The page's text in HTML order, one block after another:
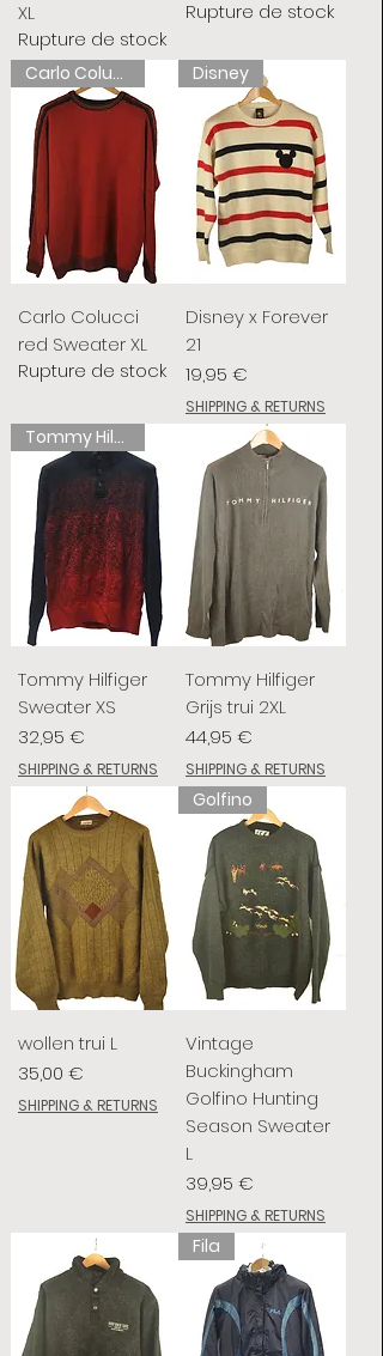
XL
Rupture de stock
Rupture de stock
Carlo Colucci
Carlo Colucci
red Sweater XL
Rupture de stock
Disney
Disney x Forever
21
Prix
19,95 €
SHIPPING & RETURNS
Tommy Hilfiger
Tommy Hilfiger
Sweater XS
Prix
32,95 €
SHIPPING & RETURNS
Tommy Hilfiger
Grijs trui 2XL
Prix
44,95 €
SHIPPING & RETURNS
wollen trui L
Prix
35,00 €
SHIPPING & RETURNS
Golfino
Vintage
Buckingham
Golfino Hunting
Season Sweater
L
Prix
39,95 €
SHIPPING & RETURNS
Fila